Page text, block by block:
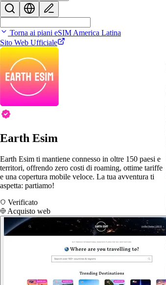
Torna ai piani eSIM America Latina
Sito Web Ufficiale
Earth Esim
Earth Esim ti mantiene connesso in oltre 150 paesi e
territori, offrendo zero costi di roaming, ottime tariffe
e una copertura mobile veloce. La tua avventura ti
aspetta: partiamo!
Verificato
Acquisto web